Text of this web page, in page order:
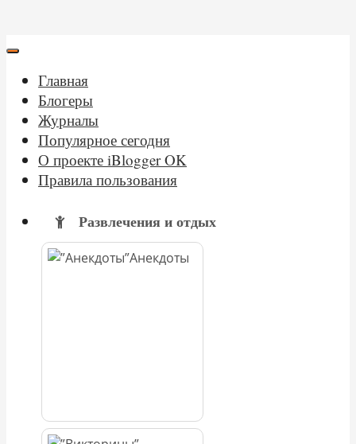
Главная
Блогеры
Журналы
Популярное сегодня
О проекте iBlogger OK
Правила пользования
Развлечения и отдых
Анекдоты